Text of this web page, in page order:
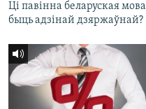
Ці павінна беларуская мова
быць адзінай дзяржаўнай?